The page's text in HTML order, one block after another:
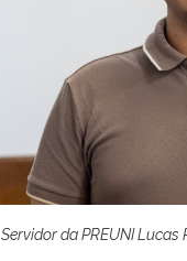
Servidor da PREUNI Lucas